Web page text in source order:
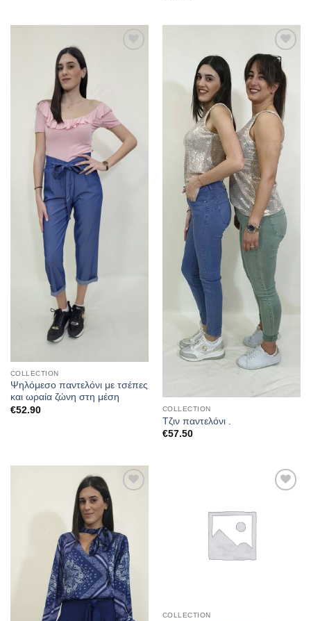
COLLECTION
Ψηλόμεσο παντελόνι με τσέπες
και ωραία ζώνη στη μέση
€52.90
Προσθήκη
στα
αγαπημένα
COLLECTION
Τζιν παντελόνι .
€57.50
Προσθήκη
αγαπημένα
COLLECTION